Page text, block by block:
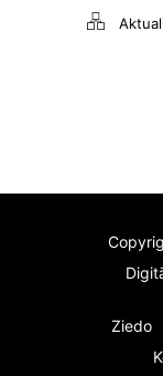
Ziedo